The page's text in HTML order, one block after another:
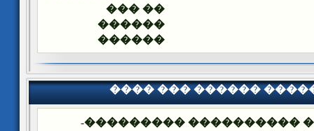
�� ���
������
������
���� ��� ������
�������� �� ���
-